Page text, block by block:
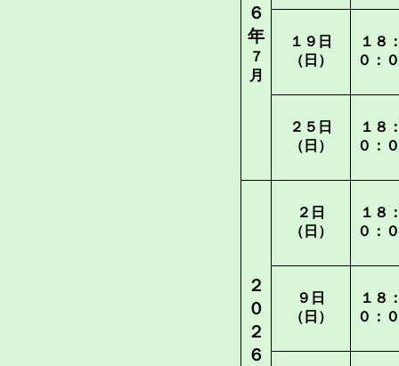
６
年
７
月
１９日
（日）
１８
０：
２５日
（日）
１８
０：
２
０
２
６
２日
（日）
１８
０：
９日
（日）
１８
０：